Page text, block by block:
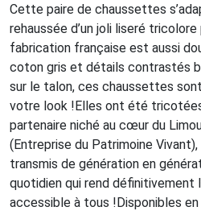
Cette paire de chaussettes
rehaussée d’un joli liseré
fabrication française est aussi
coton gris et détails contrastés
sur le talon, ces chaussettes
votre look !Elles ont été
partenaire niché au cœur du
(Entreprise du Patrimoine
transmis de génération en
quotidien qui rend définitivement
accessible à tous !Disponibles